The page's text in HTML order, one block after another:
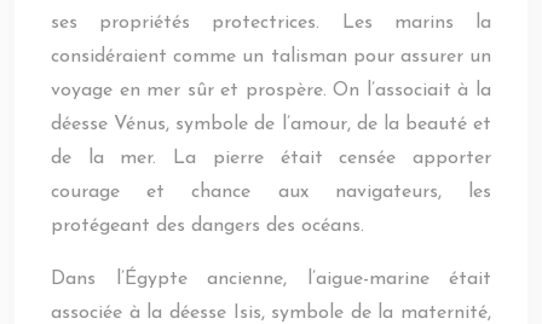
ses propriétés protectrices. Les marins la
considéraient comme un talisman pour assurer un
voyage en mer sûr et prospère. On l’associait à la
déesse Vénus, symbole de l’amour, de la beauté et
de la mer. La pierre était censée apporter
courage et chance aux navigateurs, les
protégeant des dangers des océans.
Dans l’Égypte ancienne, l’aigue-marine était
associée à la déesse Isis, symbole de la maternité,